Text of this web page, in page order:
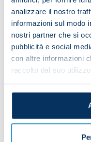
analizzare il nostro
informazioni sul modo
nostri partner che si
pubblicità e social
con altre informazioni
raccolto dal suo
extraordinary today.
“Now we must
next one. It's only
have a long way to
stages.”
Share the article